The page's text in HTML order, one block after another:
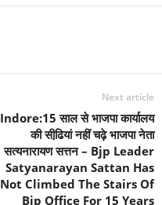
Next article
Indore:15 साल से भाजपा कार्यालय
की सीढि़यां नहीं चढ़े भाजपा नेता
सत्यनारायण सत्तन – Bjp Leader
Satyanarayan Sattan Has
Not Climbed The Stairs Of
Bjp Office For 15 Years